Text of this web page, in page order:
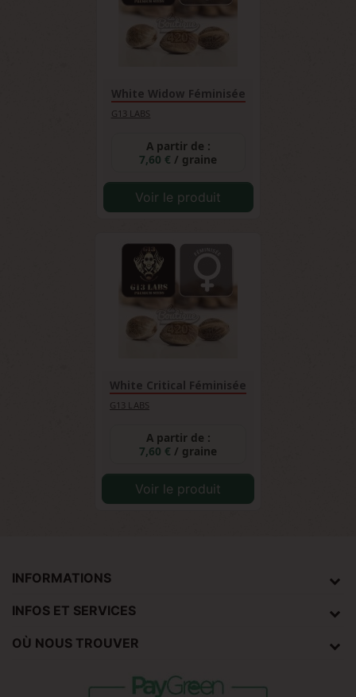
White Widow Féminisée
G13 LABS
A partir de :
7,60 € / graine
Voir le produit
White Critical Féminisée
G13 LABS
A partir de :
7,60 € / graine
Voir le produit
INFORMATIONS
INFOS ET SERVICES
OÙ NOUS TROUVER